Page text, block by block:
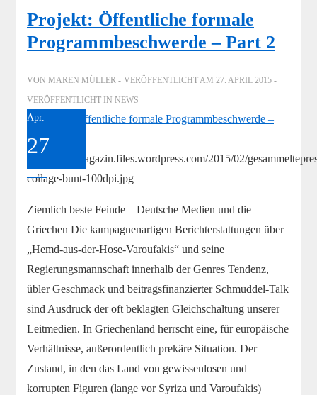
Projekt: Öffentliche formale
Programmbeschwerde – Part 2
VON MAREN MÜLLER VERÖFFENTLICHT AM 27. APRIL 2015
VERÖFFENTLICHT IN NEWS
Apr.
27
2015
https://akinmagazin.files.wordpress.com/2015/02/
collage-bunt-100dpi.jpg
Ziemlich beste Feinde – Deutsche Medien und die
Griechen Die kampagnenartigen Berichterstattungen über
„Hemd-aus-der-Hose-Varoufakis“ und seine
Regierungsmannschaft innerhalb der Genres Tendenz,
übler Geschmack und beitragsfinanzierter Schmuddel-Talk
sind Ausdruck der oft beklagten Gleichschaltung unserer
Leitmedien. In Griechenland herrscht eine, für europäische
Verhältnisse, außerordentlich prekäre Situation. Der
Zustand, in den das Land von gewissenlosen und
korrupten Figuren (lange vor Syriza und Varoufakis)